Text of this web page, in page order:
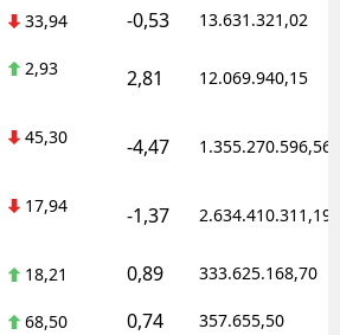
33,94 -0,53 13.631.321,02
2,93 2,81 12.069.940,15
45,30 -4,47 1.355.270.596,56
17,94 -1,37 2.634.410.311,19
18,21 0,89 333.625.168,70
68,50 0,74 357.655,50